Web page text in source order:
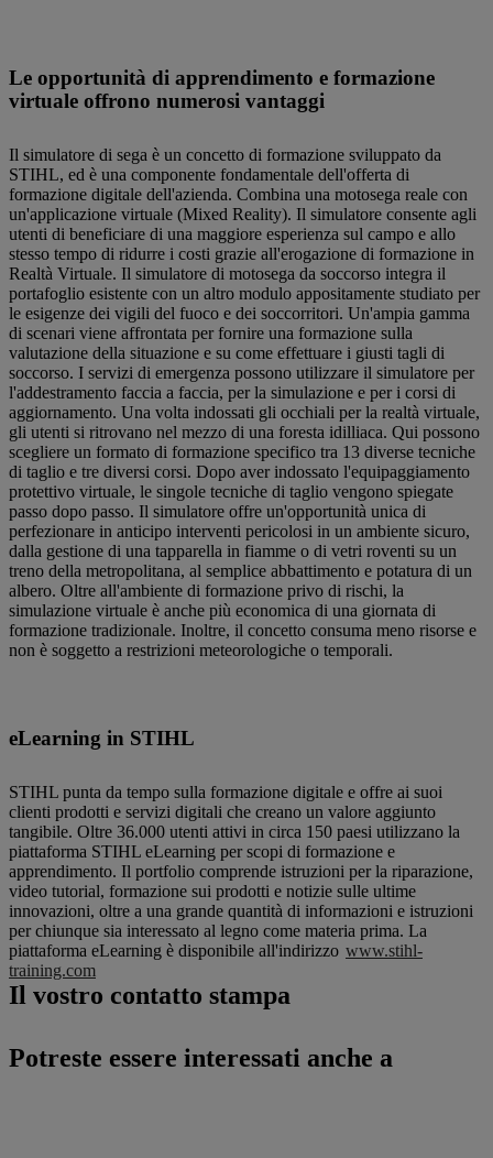
Le opportunità di apprendimento e formazione
virtuale offrono numerosi vantaggi
Il simulatore di sega è un concetto di formazione sviluppato da
STIHL, ed è una componente fondamentale dell'offerta di
formazione digitale dell'azienda. Combina una motosega reale con
un'applicazione virtuale (Mixed Reality). Il simulatore consente agli
utenti di beneficiare di una maggiore esperienza sul campo e allo
stesso tempo di ridurre i costi grazie all'erogazione di formazione in
Realtà Virtuale. Il simulatore di motosega da soccorso integra il
portafoglio esistente con un altro modulo appositamente studiato per
le esigenze dei vigili del fuoco e dei soccorritori. Un'ampia gamma
di scenari viene affrontata per fornire una formazione sulla
valutazione della situazione e su come effettuare i giusti tagli di
soccorso. I servizi di emergenza possono utilizzare il simulatore per
l'addestramento faccia a faccia, per la simulazione e per i corsi di
aggiornamento. Una volta indossati gli occhiali per la realtà virtuale,
gli utenti si ritrovano nel mezzo di una foresta idilliaca. Qui possono
scegliere un formato di formazione specifico tra 13 diverse tecniche
di taglio e tre diversi corsi. Dopo aver indossato l'equipaggiamento
protettivo virtuale, le singole tecniche di taglio vengono spiegate
passo dopo passo. Il simulatore offre un'opportunità unica di
perfezionare in anticipo interventi pericolosi in un ambiente sicuro,
dalla gestione di una tapparella in fiamme o di vetri roventi su un
treno della metropolitana, al semplice abbattimento e potatura di un
albero. Oltre all'ambiente di formazione privo di rischi, la
simulazione virtuale è anche più economica di una giornata di
formazione tradizionale. Inoltre, il concetto consuma meno risorse e
non è soggetto a restrizioni meteorologiche o temporali.
eLearning in STIHL
STIHL punta da tempo sulla formazione digitale e offre ai suoi
clienti prodotti e servizi digitali che creano un valore aggiunto
tangibile. Oltre 36.000 utenti attivi in circa 150 paesi utilizzano la
piattaforma STIHL eLearning per scopi di formazione e
apprendimento. Il portfolio comprende istruzioni per la riparazione,
video tutorial, formazione sui prodotti e notizie sulle ultime
innovazioni, oltre a una grande quantità di informazioni e istruzioni
per chiunque sia interessato al legno come materia prima. La
piattaforma eLearning è disponibile all'indirizzo www.stihl-
training.com
Il vostro contatto stampa
Potreste essere interessati anche a